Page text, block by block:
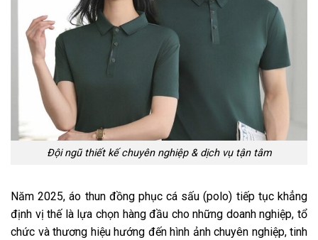
Đội ngũ thiết kế chuyên nghiệp & dịch vụ tận tâm
Năm 2025, áo thun đồng phục cá sấu (polo) tiếp tục khẳng
định vị thế là lựa chọn hàng đầu cho những doanh nghiệp, tổ
chức và thương hiệu hướng đến hình ảnh chuyên nghiệp, tinh